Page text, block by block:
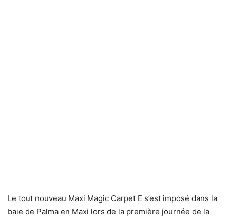
Le tout nouveau Maxi Magic Carpet E s’est imposé dans la
baie de Palma en Maxi lors de la première journée de la